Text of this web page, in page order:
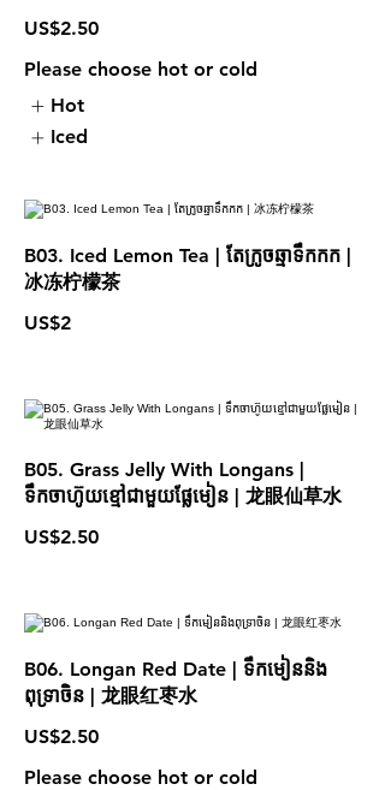
US$2.50
Please choose hot or cold
Hot
Iced
B03. Iced Lemon Tea | តែក្រូចឆ្មាទឹកកក |
冰冻柠檬茶
US$2
B05. Grass Jelly With Longans |
ទឹកចាហ៊ូយខ្មៅជាមួយផ្លែមៀន | 龙眼仙草水
US$2.50
B06. Longan Red Date | ទឹកមៀននិង
ពុទ្រាចិន | 龙眼红枣水
US$2.50
Please choose hot or cold